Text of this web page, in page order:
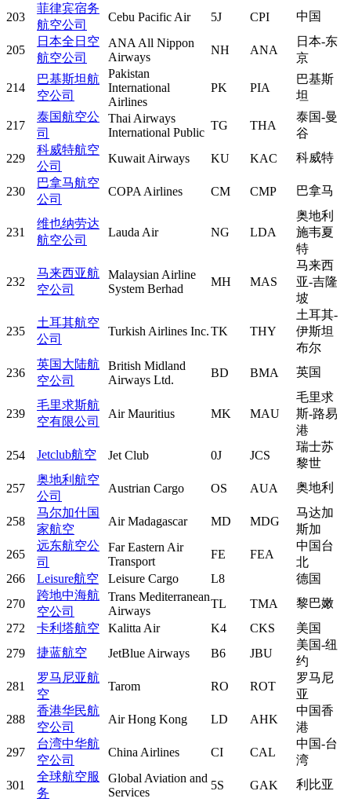
203
菲律宾宿务
航空公司
Cebu Pacific Air 5J CPI 中国
205
日本全日空
航空公司
ANA All Nippon
Airways
NH ANA
日本-东
京
214
巴基斯坦航
空公司
Pakistan
International
Airlines
PK PIA
巴基斯
坦
217
泰国航空公
司
Thai Airways
International Public
TG THA
泰国-曼
谷
229
科威特航空
公司
Kuwait Airways KU KAC 科威特
230
巴拿马航空
公司
COPA Airlines CM CMP 巴拿马
231
维也纳劳达
航空公司
Lauda Air NG LDA
奥地利
施韦夏
特
232
马来西亚航
空公司
Malaysian Airline
System Berhad
MH MAS
马来西
亚-吉隆
坡
235
土耳其航空
公司
Turkish Airlines Inc.TK THY
土耳其-
伊斯坦
布尔
236
英国大陆航
空公司
British Midland
Airways Ltd.
BD BMA 英国
239
毛里求斯航
空有限公司
Air Mauritius MK MAU
毛里求
斯-路易
港
254
Jetclub航空 Jet Club 0J JCS
瑞士苏
黎世
257
奥地利航空
公司
Austrian Cargo OS AUA 奥地利
258
马尔加什国
家航空
Air Madagascar MD MDG
马达加
斯加
265
远东航空公
司
Far Eastern Air
Transport
FE FEA
中国台
北
266
Leisure航空 Leisure Cargo L8
德国
270
跨地中海航
空公司
Trans Mediterranean
Airways
TL TMA
黎巴嫩
272
卡利塔航空 Kalitta Air K4 CKS
美国
279
捷蓝航空 JetBlue Airways B6 JBU
美国-纽
约
281
罗马尼亚航
空
Tarom RO ROT
罗马尼
亚
288
香港华民航
空公司
Air Hong Kong LD AHK
中国香
港
297
台湾中华航
空公司
China Airlines CI CAL
中国-台
湾
301
全球航空服
务
Global Aviation and
Services
5S GAK 利比亚